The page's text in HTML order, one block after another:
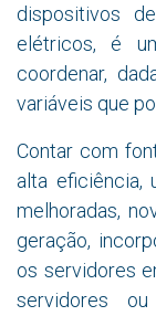
dispositivos
elétricos, é
coordenar,
variáveis que
Contar com
alta eficiência,
melhoradas,
geração,
os servidores
servidores